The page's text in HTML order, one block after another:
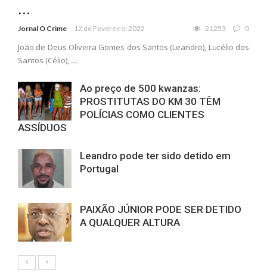
...
Jornal O Crime 12 de Fevereiro, 2022 21253 0
João de Deus Oliveira Gomes dos Santos (Leandro), Lucélio dos
Santos (Célio), ...
Ao preço de 500 kwanzas:
PROSTITUTAS DO KM 30 TÊM
POLÍCIAS COMO CLIENTES
ASSÍDUOS
Leandro pode ter sido detido em
Portugal
PAIXÃO JÚNIOR PODE SER DETIDO
A QUALQUER ALTURA